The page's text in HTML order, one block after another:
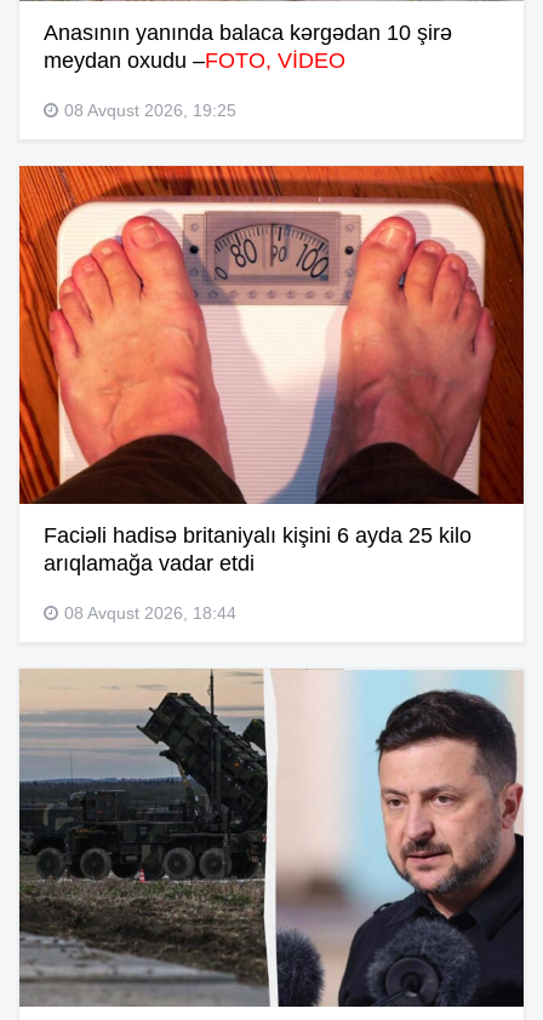
Anasının yanında balaca kərgədan 10 şirə
meydan oxudu –FOTO, VİDEO
08 Avqust 2026, 19:25
Faciəli hadisə britaniyalı kişini 6 ayda 25 kilo
arıqlamağa vadar etdi
08 Avqust 2026, 18:44